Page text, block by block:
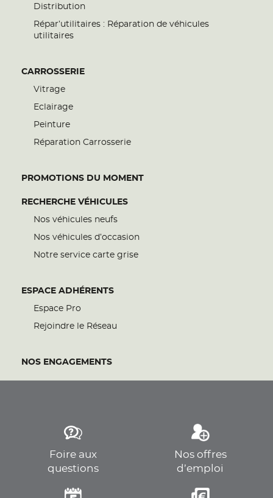
Distribution
Répar’utilitaires : Réparation de véhicules
utilitaires
CARROSSERIE
Vitrage
Eclairage
Peinture
Réparation Carrosserie
PROMOTIONS DU MOMENT
RECHERCHE VÉHICULES
Nos véhicules neufs
Nos véhicules d’occasion
Notre service carte grise
ESPACE ADHÉRENTS
Espace Pro
Rejoindre le Réseau
NOS ENGAGEMENTS
Foire aux
questions
Nos offres
d’emploi